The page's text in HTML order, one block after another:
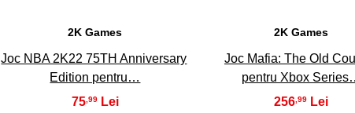
2K Games
Joc NBA 2K22 75TH Anniversary
Edition pentru…
75,99
2K Games
Joc Mafia: The Old
pentru Xbox
256,99